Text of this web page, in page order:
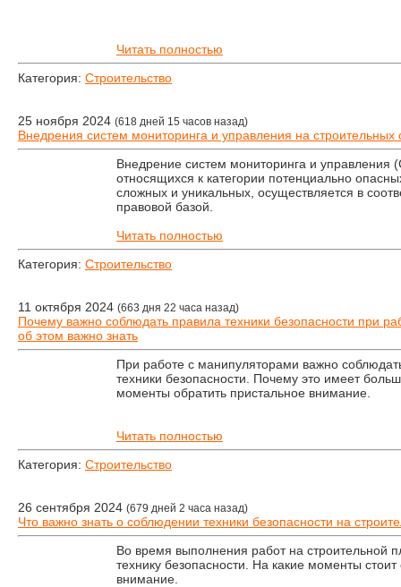
Читать полностью
Категория: Строительство
25 ноября 2024 (618 дней 15 часов назад)
Внедрения систем мониторинга и управления на строительных
Внедрение систем мониторинга и
относящихся к категории потенциально
сложных и уникальных, осуществляется в
правовой базой.
Читать полностью
Категория: Строительство
11 октября 2024 (663 дня 22 часа назад)
Почему важно соблюдать правила техники безопасности при
об этом важно знать
При работе с манипуляторами важно
техники безопасности. Почему это имеет
моменты обратить пристальное внимание.
Читать полностью
Категория: Строительство
26 сентября 2024 (679 дней 2 часа назад)
Что важно знать о соблюдении техники безопасности на
Во время выполнения работ на строительной
технику безопасности. На какие моменты стоит
внимание.